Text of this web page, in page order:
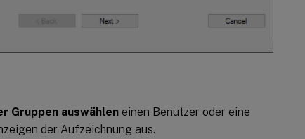
Gruppen auswählen einen Benutzer oder eine
der Aufzeichnung aus.